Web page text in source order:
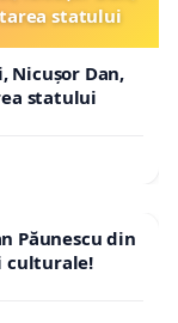
statului
Nicușor Dan,
statului
Păunescu din
culturale!